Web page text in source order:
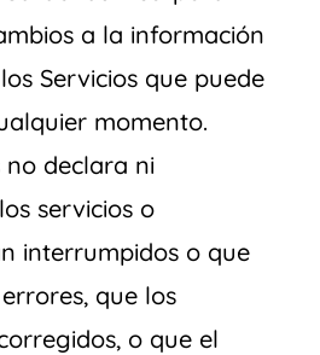
a la información
Servicios que puede
momento.
no declara ni
servicios o
interrumpidos o que
que los
o que el